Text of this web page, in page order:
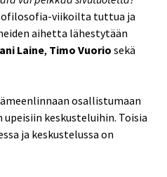
viikoilta tuttua ja
aihetta lähestytään
Laine, Timo Vuorio sekä
osallistumaan
keskusteluihin. Toisia
ja keskustelussa on